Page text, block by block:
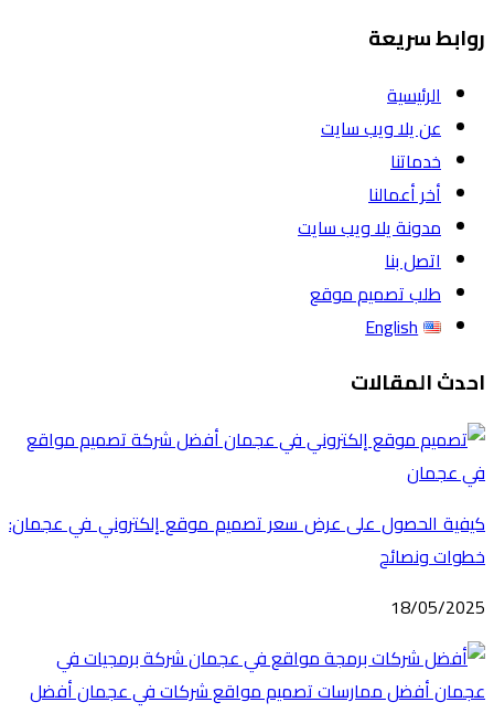
روابط سريعة
الرئيسية
عن يلا ويب سايت
خدماتنا
أخر أعمالنا
مدونة يلا ويب سايت
اتصل بنا
طلب تصميم موقع
English
احدث المقالات
كيفية الحصول على عرض سعر تصميم موقع إلكتروني في عجمان:
خطوات ونصائح
18/05/2025